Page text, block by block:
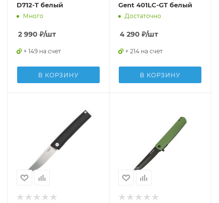
D712-T белый
Много
2 990 ₽/шт
+ 149 на счет
В КОРЗИНУ
Gent 401LC-GT белый
Достаточно
4 290 ₽/шт
+ 214 на счет
В КОРЗИНУ